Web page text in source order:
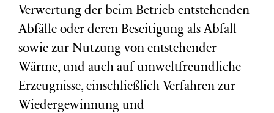
Verwertung der beim Betrieb entstehenden
Abfälle oder deren Beseitigung als Abfall
sowie zur Nutzung von entstehender
Wärme, und auch auf umweltfreundliche
Erzeugnisse, einschließlich Verfahren zur
Wiedergewinnung und